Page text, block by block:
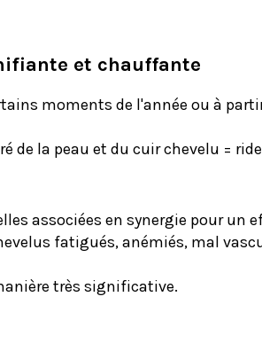
et chauffante
moments de l'année ou à
la peau et du cuir chevelu =
associées en synergie pour
fatigués, anémiés, mal
très significative.